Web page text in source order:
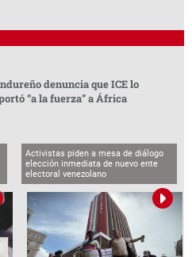
denuncia que ICE lo
“a la fuerza” a África
Activistas piden a mesa de diálogo
elección inmediata de nuevo ente
electoral venezolano